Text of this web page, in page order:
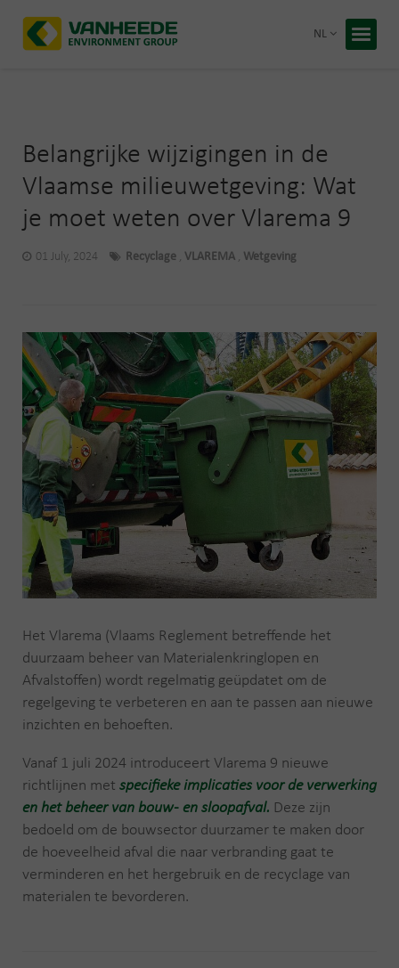
Gratis
Terug
NL
Belangrijke wijzigingen in de
Vlaamse milieuwetgeving: Wat
je moet weten over Vlarema 9
01 July, 2024 Recyclage , VLAREMA , Wetgeving
Het Vlarema (Vlaams Reglement betreffende het
duurzaam beheer van Materialenkringlopen en
Afvalstoffen) wordt regelmatig geüpdatet om de
regelgeving te verbeteren en aan te passen aan nieuwe
inzichten en behoeften.
Vanaf 1 juli 2024 introduceert Vlarema 9 nieuwe
richtlijnen met specifieke implicaties voor de verwerking
en het beheer van bouw- en sloopafval. Deze zijn
bedoeld om de bouwsector duurzamer te maken door
de hoeveelheid afval die naar verbranding gaat te
verminderen en het hergebruik en de recyclage van
materialen te bevorderen.